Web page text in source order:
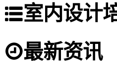
室内设计
最新资讯